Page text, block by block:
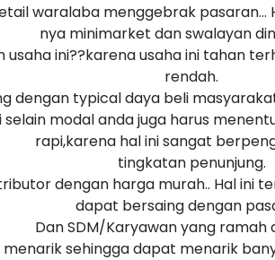
waralaba menggebrak
nya minimarket dan swalayan
ini??karena usaha ini tahan
rendah.
dengan typical daya beli
selain modal anda juga harus
rapi,karena hal ini sangat
tingkatan penunjung.
dengan harga murah.. Hal ini
dapat bersaing dengan
Dan SDM/Karyawan yang ramah
sehingga dapat menarik